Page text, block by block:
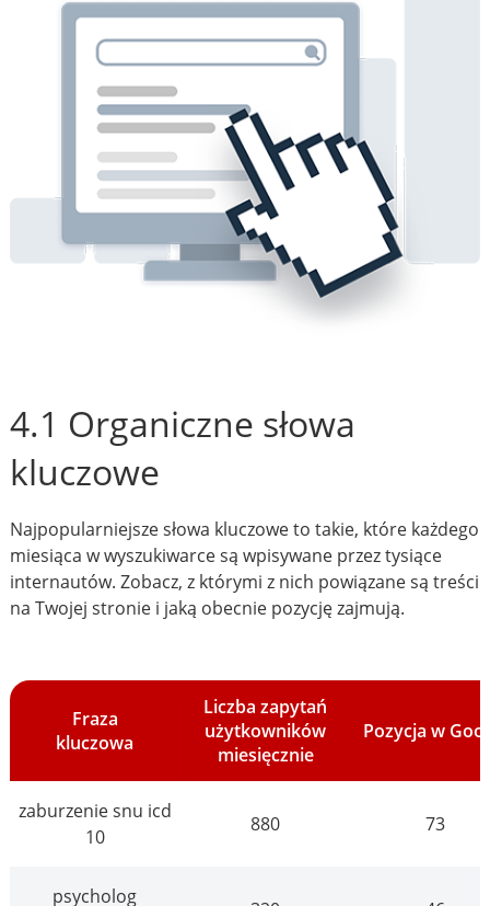
4.1 Organiczne słowa
kluczowe
Najpopularniejsze słowa kluczowe to takie, które każdego
miesiąca w wyszukiwarce są wpisywane przez tysiące
internautów. Zobacz, z którymi z nich powiązane są treści
na Twojej stronie i jaką obecnie pozycję zajmują.
Fraza
kluczowa
Liczba zapytań
użytkowników
miesięcznie
Pozycja w
zaburzenie snu icd
10
880 73
psycholog